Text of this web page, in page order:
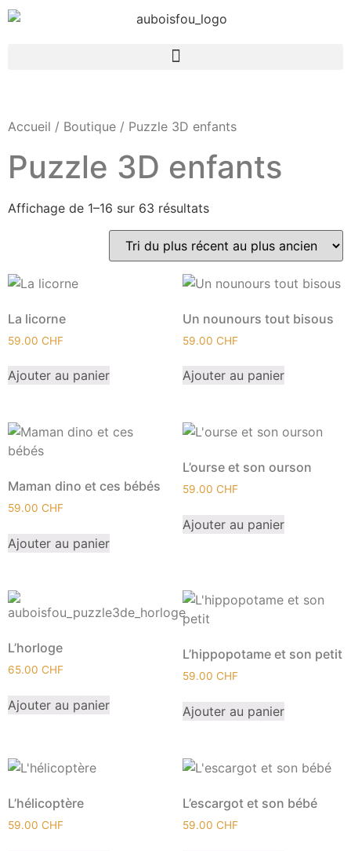
Accueil / Boutique / Puzzle 3D enfants
Puzzle 3D enfants
Affichage de 1–16 sur 63 résultats
La licorne
59.00 CHF
Ajouter au panier
Un nounours tout bisous
59.00 CHF
Ajouter au panier
Maman dino et ces bébés
59.00 CHF
Ajouter au panier
L’ourse et son ourson
59.00 CHF
Ajouter au panier
L’horloge
65.00 CHF
Ajouter au panier
L’hippopotame et son petit
59.00 CHF
Ajouter au panier
L’hélicoptère
59.00 CHF
L’escargot et son bébé
59.00 CHF